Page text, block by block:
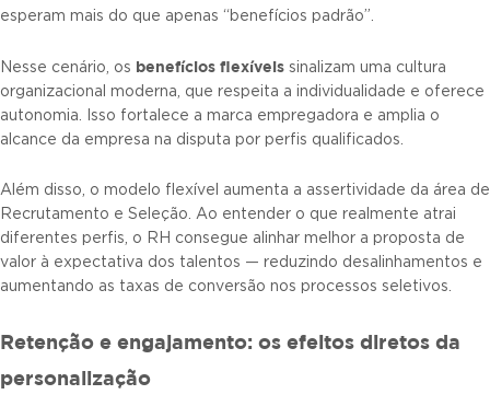
esperam mais do que apenas “benefícios padrão”.
Nesse cenário, os benefícios flexíveis sinalizam uma cultura
organizacional moderna, que respeita a individualidade e oferece
autonomia. Isso fortalece a marca empregadora e amplia o
alcance da empresa na disputa por perfis qualificados.
Além disso, o modelo flexível aumenta a assertividade da área de
Recrutamento e Seleção. Ao entender o que realmente atrai
diferentes perfis, o RH consegue alinhar melhor a proposta de
valor à expectativa dos talentos — reduzindo desalinhamentos e
aumentando as taxas de conversão nos processos seletivos.
Retenção e engajamento: os efeitos diretos da
personalização